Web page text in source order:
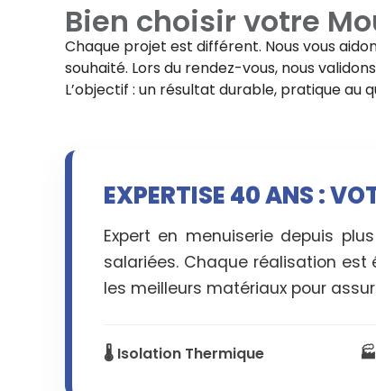
Bien choisir votre
Chaque projet est différent. Nous vous
souhaité. Lors du rendez-vous, nous
L’objectif : un résultat durable, pratique
EXPERTISE 40 ANS :
Expert en menuiserie depuis
salariées. Chaque réalisation
les meilleurs matériaux pour
🌡️ Isolation Thermique